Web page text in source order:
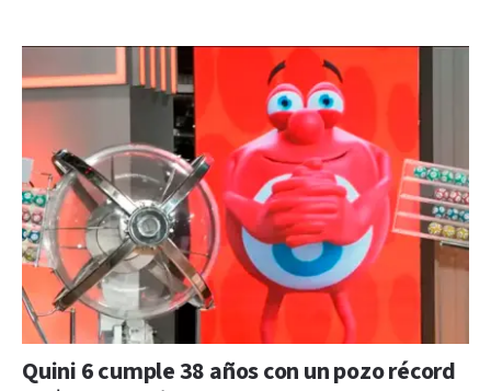
Quini 6 cumple 38 años con un pozo récord